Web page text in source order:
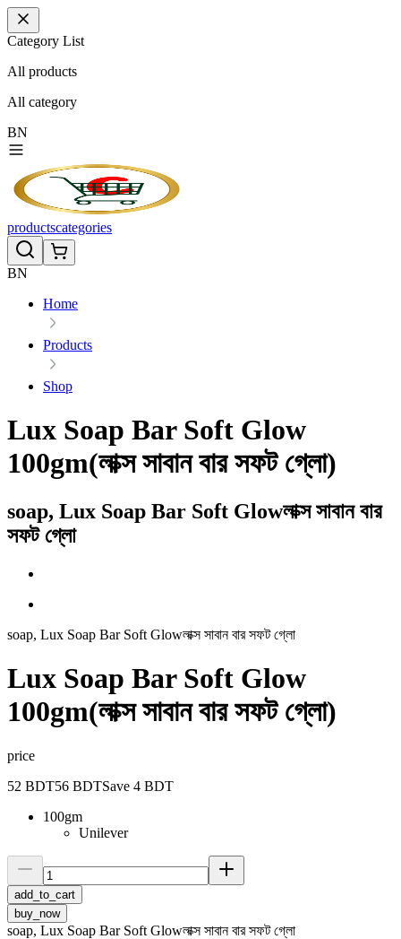
Category List
All products
All category
BN
productscategories
BN
Home
Products
Shop
Lux Soap Bar Soft Glow
100gm(লাক্স সাবান বার সফট গ্লো)
soap, Lux Soap Bar Soft Glowলাক্স সাবান বার
সফট গ্লো
soap, Lux Soap Bar Soft Glowলাক্স সাবান বার সফট গ্লো
Lux Soap Bar Soft Glow
100gm(লাক্স সাবান বার সফট গ্লো)
price
52 BDT56 BDTSave 4 BDT
100gm
Unilever
add_to_cart
buy_now
soap, Lux Soap Bar Soft Glowলাক্স সাবান বার সফট গ্লো